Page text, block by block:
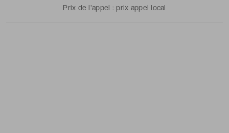
Prix de l'appel :prix appel local